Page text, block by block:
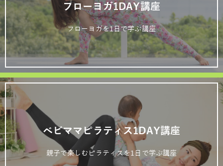
フローヨガ1DAY講座
フローヨガを1日で学ぶ講座
ベビママピラティス1DAY講座
親子で楽しむピラティスを1日で学ぶ講座